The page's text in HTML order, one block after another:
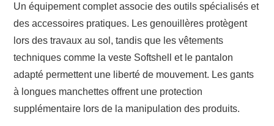
Un équipement complet associe des outils spécialisés et
des accessoires pratiques. Les genouillères protègent
lors des travaux au sol, tandis que les vêtements
techniques comme la veste Softshell et le pantalon
adapté permettent une liberté de mouvement. Les gants
à longues manchettes offrent une protection
supplémentaire lors de la manipulation des produits.